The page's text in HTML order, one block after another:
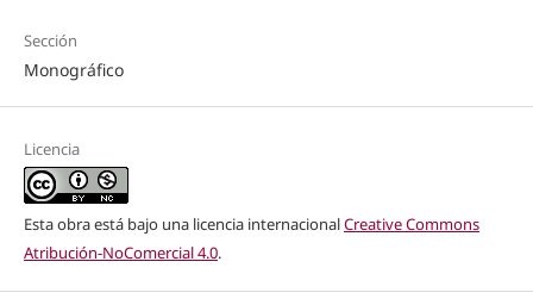
Sección
Monográfico
Licencia
Esta obra está bajo una licencia internacionalCreative Commons
Atribución-NoComercial 4.0.